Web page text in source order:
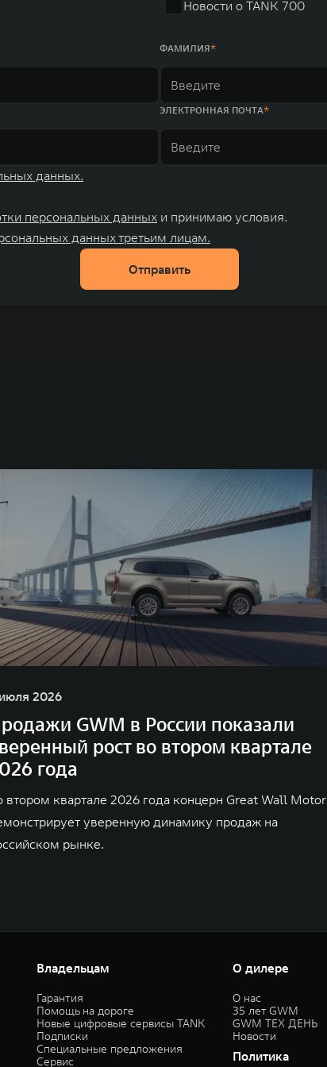
Новости о TANK 700
ФАМИЛИЯ
ЭЛЕКТРОННАЯ ПОЧТА
данных.
персональных данных и принимаю условия.
данных третьим лицам.
Отправить
2026
GWM в России показали
рост во втором квартале
года
втором квартале 2026 года концерн Great Wall Motor
уверенную динамику продаж на
рынке.
Владельцам
Гарантия
Помощь на дороге
Новые цифровые сервисы TANK
Подписки
Специальные предложения
Сервис
О дилере
О нас
35 лет GWM
GWM ТЕХ ДЕНЬ
Новости
Политика